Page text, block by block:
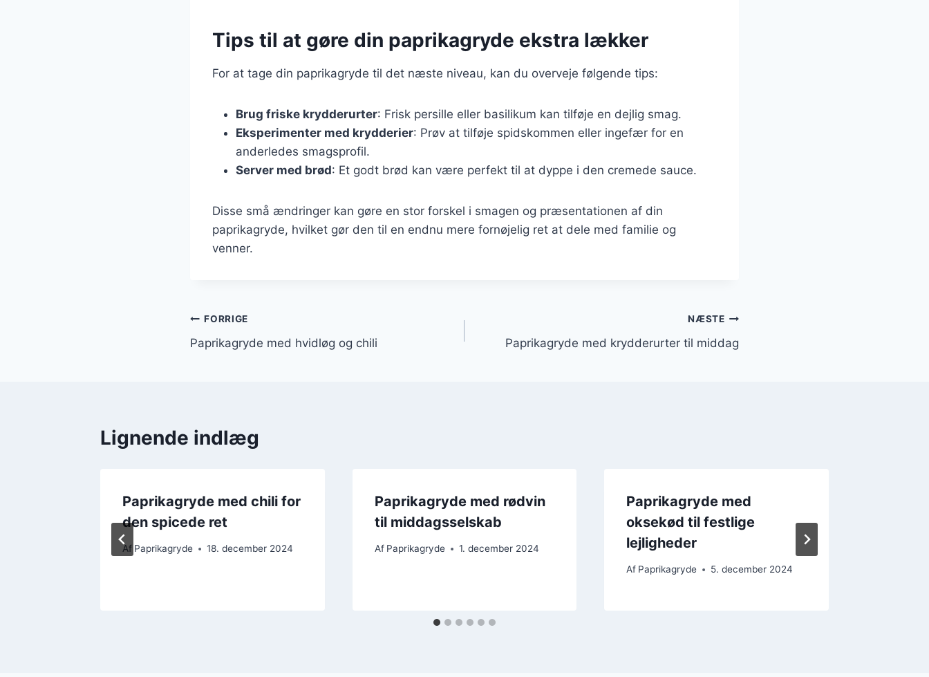
Tips til at gøre din paprikagryde ekstra lækker
For at tage din paprikagryde til det næste niveau, kan du overveje følgende tips:
Brug friske krydderurter: Frisk persille eller basilikum kan tilføje en dejlig smag.
Eksperimenter med krydderier: Prøv at tilføje spidskommen eller ingefær for en
anderledes smagsprofil.
Server med brød: Et godt brød kan være perfekt til at dyppe i den cremede sauce.
Disse små ændringer kan gøre en stor forskel i smagen og præsentationen af din
paprikagryde, hvilket gør den til en endnu mere fornøjelig ret at dele med familie og
venner.
Indlægsnavigation
FORRIGE
Paprikagryde med hvidløg og chili
NÆSTE
Paprikagryde med krydderurter til middag
Lignende indlæg
Paprikagryde med chili for
den spicede ret
Af Paprikagryde 18. december 2024
Paprikagryde med rødvin
til middagsselskab
Af Paprikagryde 1. december 2024
Paprikagryde med
oksekød til festlige
lejligheder
Af Paprikagryde 5. december 2024